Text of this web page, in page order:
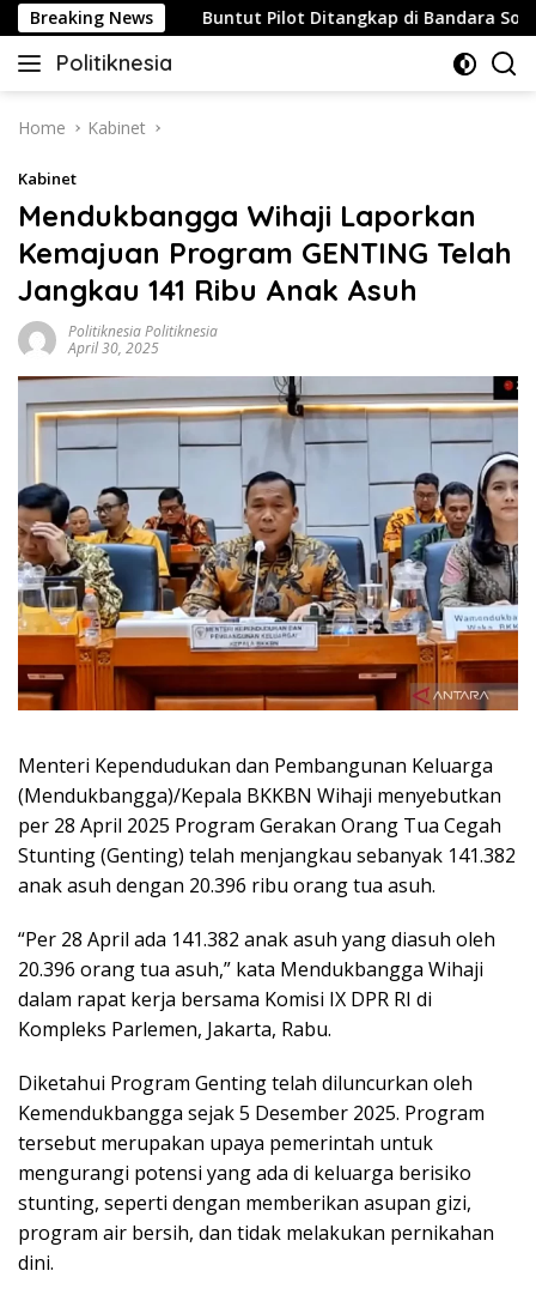
Skip
to
content
Breaking News Buntut Pilot Ditangkap di Bandara Soetta,
Politiknesia
Politiknesia.com
Home Kabinet
Kabinet
Mendukbangga Wihaji Laporkan
Kemajuan Program GENTING Telah
Jangkau 141 Ribu Anak Asuh
Politiknesia Politiknesia
April 30, 2025
Menteri Kependudukan dan Pembangunan Keluarga
(Mendukbangga)/Kepala BKKBN Wihaji menyebutkan
per 28 April 2025 Program Gerakan Orang Tua Cegah
Stunting (Genting) telah menjangkau sebanyak 141.382
anak asuh dengan 20.396 ribu orang tua asuh.
“Per 28 April ada 141.382 anak asuh yang diasuh oleh
20.396 orang tua asuh,” kata Mendukbangga Wihaji
dalam rapat kerja bersama Komisi IX DPR RI di
Kompleks Parlemen, Jakarta, Rabu.
Diketahui Program Genting telah diluncurkan oleh
Kemendukbangga sejak 5 Desember 2025. Program
tersebut merupakan upaya pemerintah untuk
mengurangi potensi yang ada di keluarga berisiko
stunting, seperti dengan memberikan asupan gizi,
program air bersih, dan tidak melakukan pernikahan
dini.